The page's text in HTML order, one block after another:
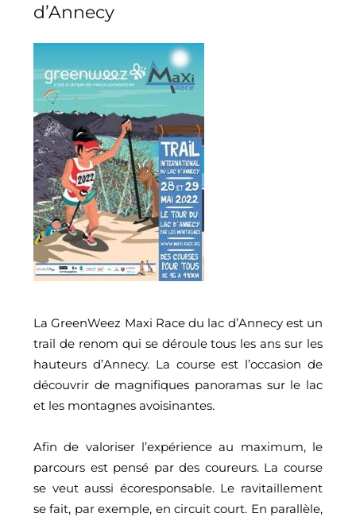
d’Annecy
La GreenWeez Maxi Race du lac d’Annecy est un
trail de renom qui se déroule tous les ans sur les
hauteurs d’Annecy. La course est l’occasion de
découvrir de magnifiques panoramas sur le lac
et les montagnes avoisinantes.
Afin de valoriser l’expérience au maximum, le
parcours est pensé par des coureurs. La course
se veut aussi écoresponsable. Le ravitaillement
se fait, par exemple, en circuit court. En parallèle,